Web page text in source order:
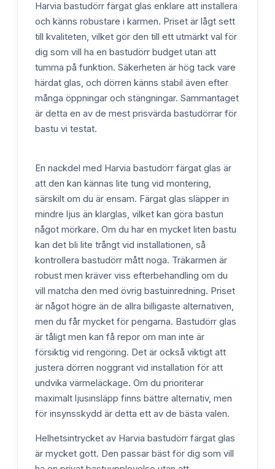
Harvia bastudörr färgat glas enklare att installera
och känns robustare i karmen. Priset är lågt sett
till kvaliteten, vilket gör den till ett utmärkt val för
dig som vill ha en bastudörr budget utan att
tumma på funktion. Säkerheten är hög tack vare
härdat glas, och dörren känns stabil även efter
många öppningar och stängningar. Sammantaget
är detta en av de mest prisvärda bastudörrar för
bastu vi testat.
En nackdel med Harvia bastudörr färgat glas är
att den kan kännas lite tung vid montering,
särskilt om du är ensam. Färgat glas släpper in
mindre ljus än klarglas, vilket kan göra bastun
något mörkare. Om du har en mycket liten bastu
kan det bli lite trångt vid installationen, så
kontrollera bastudörr mått noga. Träkarmen är
robust men kräver viss efterbehandling om du
vill matcha den med övrig bastuinredning. Priset
är något högre än de allra billigaste alternativen,
men du får mycket för pengarna. Bastudörr glas
är tåligt men kan få repor om man inte är
försiktig vid rengöring. Det är också viktigt att
justera dörren noggrant vid installation för att
undvika värmeläckage. Om du prioriterar
maximalt ljusinsläpp finns bättre alternativ, men
för insynsskydd är detta ett av de bästa valen.
Helhetsintrycket av Harvia bastudörr färgat glas
är mycket gott. Den passar bäst för dig som vill